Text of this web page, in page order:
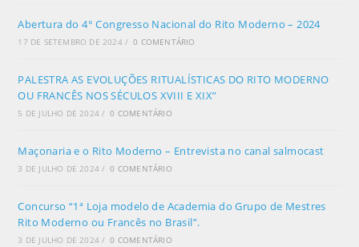
Abertura do 4° Congresso Nacional do Rito Moderno – 2024
17 DE SETEMBRO DE 2024 / 0 COMENTÁRIO
PALESTRA AS EVOLUÇÕES RITUALÍSTICAS DO RITO MODERNO
OU FRANCÊS NOS SÉCULOS XVIII E XIX”
5 DE JULHO DE 2024 / 0 COMENTÁRIO
Maçonaria e o Rito Moderno – Entrevista no canal salmocast
3 DE JULHO DE 2024 / 0 COMENTÁRIO
Concurso “1ª Loja modelo de Academia do Grupo de Mestres
Rito Moderno ou Francês no Brasil”.
3 DE JULHO DE 2024 / 0 COMENTÁRIO